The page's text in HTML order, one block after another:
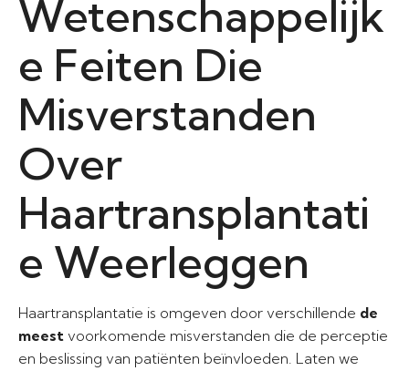
Wetenschappelijk
e Feiten Die
Misverstanden
Over
Haartransplantati
e Weerleggen
Haartransplantatie is omgeven door verschillende de
meest voorkomende misverstanden die de perceptie
en beslissing van patiënten beïnvloeden. Laten we